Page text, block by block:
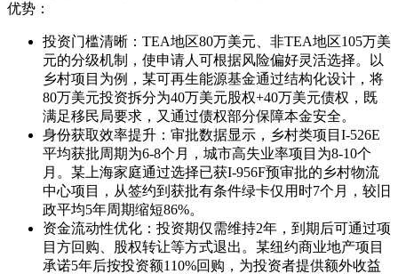
优势：
投资门槛清晰：TEA地区80万美元、非TEA地区105万美
元的分级机制，使申请人可根据风险偏好灵活选择。以
乡村项目为例，某可再生能源基金通过结构化设计，将
80万美元投资拆分为40万美元股权+40万美元债权，既
满足移民局要求，又通过债权部分保障本金安全。
身份获取效率提升：审批数据显示，乡村类项目I-526E
平均获批周期为6-8个月，城市高失业率项目为8-10个
月。某上海家庭通过选择已获I-956F预审批的乡村物流
中心项目，从签约到获批有条件绿卡仅用时7个月，较旧
政平均5年周期缩短86%。
资金流动性优化：投资期仅需维持2年，到期后可通过项
目方回购、股权转让等方式退出。某纽约商业地产项目
承诺5年后按投资额110%回购，为投资者提供额外收益